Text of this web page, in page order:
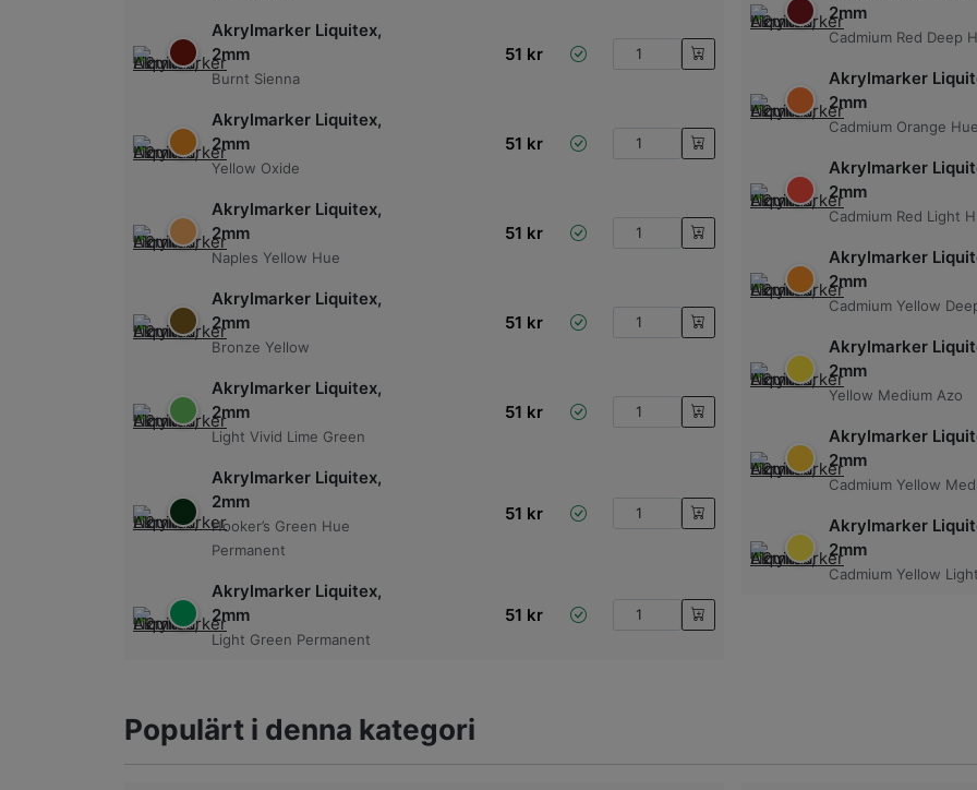
Akrylmarker Liquitex,
2mm
Burnt Sienna
51 kr
Akrylmarker Liquitex,
2mm
Yellow Oxide
51 kr
Akrylmarker Liquitex,
2mm
Naples Yellow Hue
51 kr
Akrylmarker Liquitex,
2mm
Bronze Yellow
51 kr
Akrylmarker Liquitex,
2mm
Light Vivid Lime Green
51 kr
Akrylmarker Liquitex,
2mm
Hooker’s Green Hue
Permanent
51 kr
Akrylmarker Liquitex,
2mm
Light Green Permanent
51 kr
2mm
Cadmium Red Deep
Akrylmarker
2mm
Cadmium Orange Hue
Akrylmarker
2mm
Cadmium Red Light
Akrylmarker
2mm
Cadmium Yellow
Akrylmarker
2mm
Yellow Medium Azo
Akrylmarker
2mm
Cadmium Yellow
Akrylmarker
2mm
Cadmium Yellow
Populärt i denna kategori